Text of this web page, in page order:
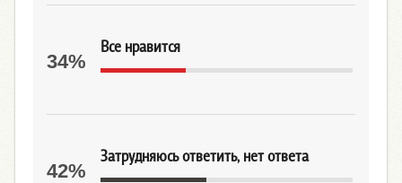
Все нравится
34%
Затрудняюсь ответить, нет ответа
42%